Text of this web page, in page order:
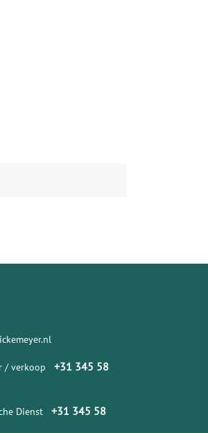
/ verkoop +31 345 58
Dienst +31 345 58